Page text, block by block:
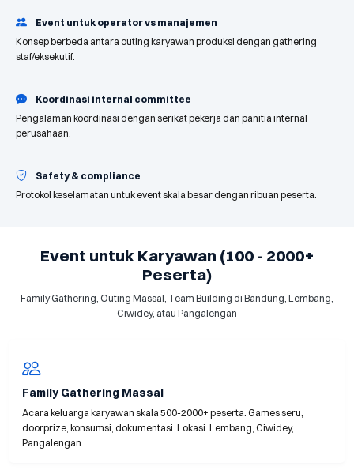
Event untuk operator vs manajemen
Konsep berbeda antara outing karyawan produksi dengan gathering
staf/eksekutif.
Koordinasi internal committee
Pengalaman koordinasi dengan serikat pekerja dan panitia internal
perusahaan.
Safety & compliance
Protokol keselamatan untuk event skala besar dengan ribuan peserta.
Event untuk Karyawan (100 - 2000+
Peserta)
Family Gathering, Outing Massal, Team Building di Bandung, Lembang,
Ciwidey, atau Pangalengan
Family Gathering Massal
Acara keluarga karyawan skala 500-2000+ peserta. Games seru,
doorprize, konsumsi, dokumentasi. Lokasi: Lembang, Ciwidey,
Pangalengan.